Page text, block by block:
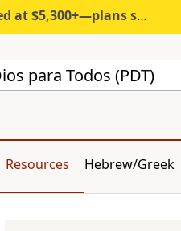
start under $6/month.
para Todos (PDT)
Resources Hebrew/Greek